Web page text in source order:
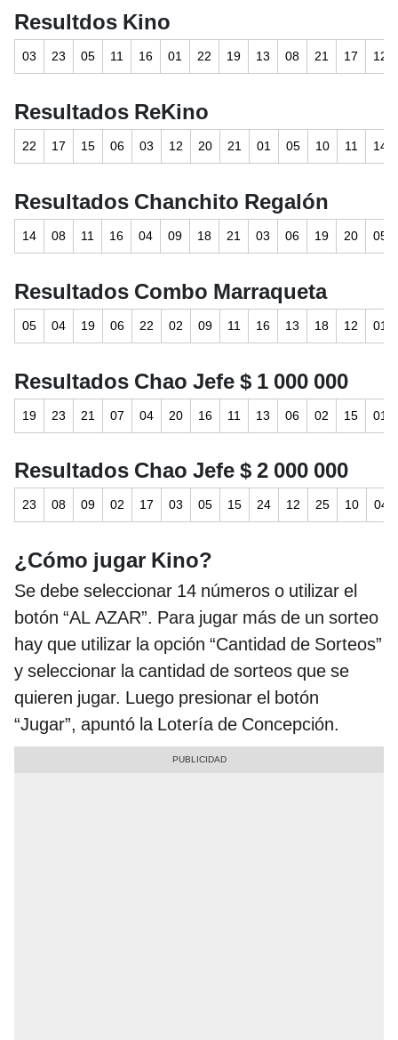
Resultdos Kino
03 23 05 11 16 01 22 19 13 08 21 17 12
Resultados ReKino
22 17 15 06 03 12 20 21 01 05 10 11 14
Resultados Chanchito Regalón
14 08 11 16 04 09 18 21 03 06 19 20 05
Resultados Combo Marraqueta
05 04 19 06 22 02 09 11 16 13 18 12 01
Resultados Chao Jefe $ 1 000 000
19 23 21 07 04 20 16 11 13 06 02 15 01
Resultados Chao Jefe $ 2 000 000
23 08 09 02 17 03 05 15 24 12 25 10 04
¿Cómo jugar Kino?
Se debe seleccionar 14 números o utilizar el
botón “AL AZAR”. Para jugar más de un sorteo
hay que utilizar la opción “Cantidad de Sorteos”
y seleccionar la cantidad de sorteos que se
quieren jugar. Luego presionar el botón
“Jugar”, apuntó la Lotería de Concepción.